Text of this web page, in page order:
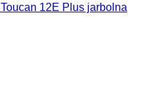
12E Plus jarbolna